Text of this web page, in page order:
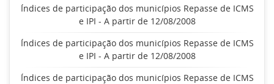
Índices de participação dos municípios Repasse de ICMS
e IPI - A partir de 12/08/2008
Índices de participação dos municípios Repasse de ICMS
e IPI - A partir de 12/08/2008
Índices de participação dos municípios Repasse de ICMS